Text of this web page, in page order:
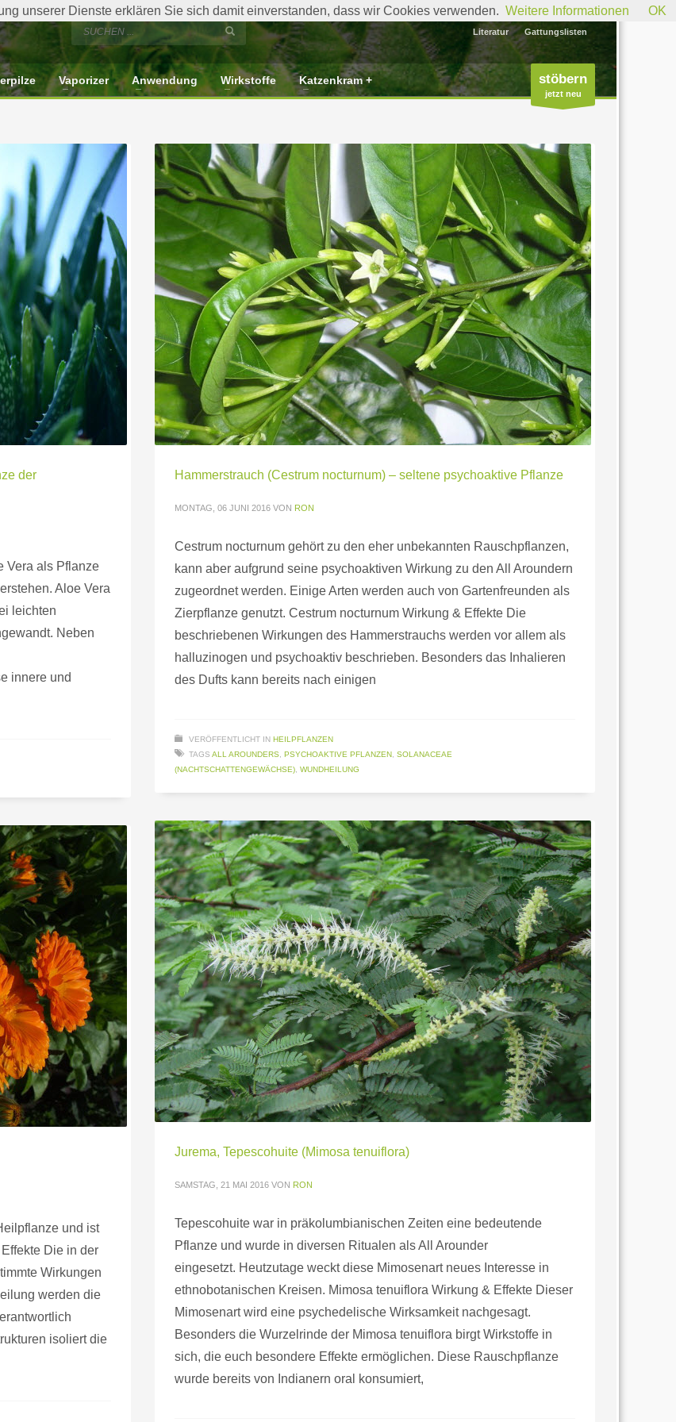
Literatur Gattungslisten
Vaporizer Anwendung Wirkstoffe Katzenkram + stöbern
jetzt neu
der
Vera als Pflanze
Aloe Vera
leichten
Neben
innere und
Hammerstrauch (Cestrum nocturnum) – seltene psychoaktive Pflanze
MONTAG, 06 JUNI 2016 VON RON
Cestrum nocturnum gehört zu den eher unbekannten Rauschpflanzen,
kann aber aufgrund seine psychoaktiven Wirkung zu den All Aroundern
zugeordnet werden. Einige Arten werden auch von Gartenfreunden als
Zierpflanze genutzt. Cestrum nocturnum Wirkung & Effekte Die
beschriebenen Wirkungen des Hammerstrauchs werden vor allem als
halluzinogen und psychoaktiv beschrieben. Besonders das Inhalieren
des Dufts kann bereits nach einigen
VERÖFFENTLICHT IN HEILPFLANZEN
TAGS ALL AROUNDERS PSYCHOAKTIVE PFLANZEN SOLANACEAE
(NACHTSCHATTENGEWÄCHSE) WUNDHEILUNG
Jurema, Tepescohuite (Mimosa tenuiflora)
SAMSTAG, 21 MAI 2016 VON RON
Tepescohuite war in präkolumbianischen Zeiten eine bedeutende
Pflanze und wurde in diversen Ritualen als All Arounder
eingesetzt. Heutzutage weckt diese Mimosenart neues Interesse in
ethnobotanischen Kreisen. Mimosa tenuiflora Wirkung & Effekte Dieser
Mimosenart wird eine psychedelische Wirksamkeit nachgesagt.
Besonders die Wurzelrinde der Mimosa tenuiflora birgt Wirkstoffe in
sich, die euch besondere Effekte ermöglichen. Diese Rauschpflanze
wurde bereits von Indianern oral konsumiert,
und ist
Die in der
Wirkungen
werden die
isoliert die
unserer Dienste erklären Sie sich damit einverstanden, dass wir Cookies verwenden. Weitere Informationen OK